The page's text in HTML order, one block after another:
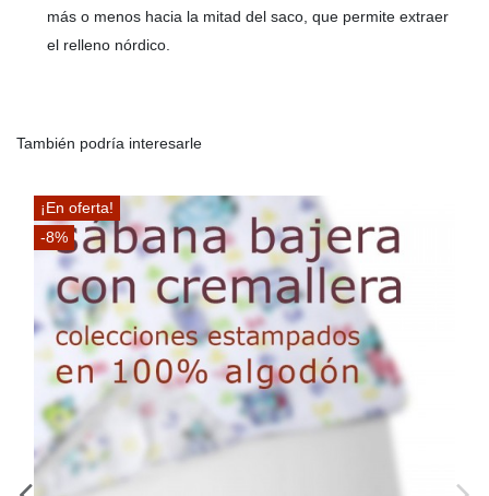
más o menos hacia la mitad del saco, que permite extraer
el relleno nórdico.
También podría interesarle